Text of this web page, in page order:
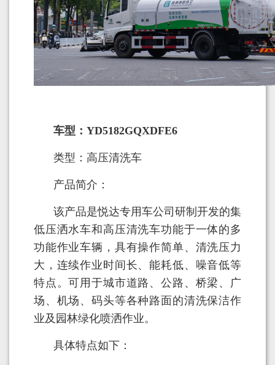
车型：YD5182GQXDFE6
类型：高压清洗车
产品简介：
该产品是悦达专用车公司研制开发的集
低压洒水车和高压清洗车功能于一体的多
功能作业车辆，具有操作简单、清洗压力
大，连续作业时间长、能耗低、噪音低等
特点。可用于城市道路、公路、桥梁、广
场、机场、码头等各种路面的清洗保洁作
业及园林绿化喷洒作业。
具体特点如下：